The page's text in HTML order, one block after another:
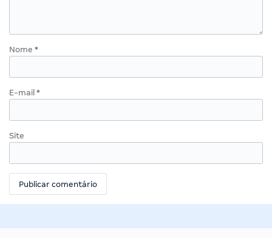
Nome *
E-mail *
Site